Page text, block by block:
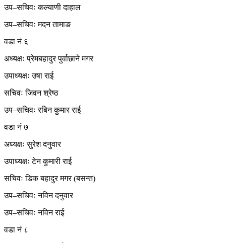
उप–सचिवः कल्याणी दाहाल
उप–सचिवः मदन तामाङ
वडा नं ६
अध्यक्षः प्रेमबहादुर पुर्वाछाने मगर
उपाध्यक्षः उषा राई
सचिवः जिवन श्रेष्ठ
उप–सचिवः रबिन कुमार राई
वडा नं ७
अध्यक्षः सुरेश दनुवार
उपाध्यक्षः टेन कुमारी राई
सचिवः डिक बहादुर मगर (बसन्त)
उप–सचिवः नविन दनुवार
उप–सचिवः नविन राई
वडा नं ८